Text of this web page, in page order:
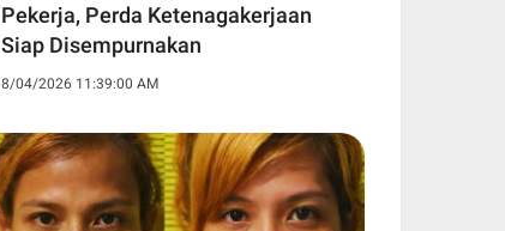
Pekerja, Perda Ketenagakerjaan
Siap Disempurnakan
8/04/2026 11:39:00 AM